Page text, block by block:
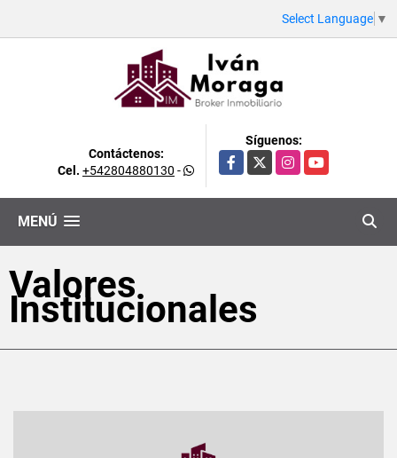
Select Language ▼
Contáctenos:
Cel. +542804880130 -
Síguenos:
Facebook
X InstagramYouTube
MENÚ
Valores
Institucionales